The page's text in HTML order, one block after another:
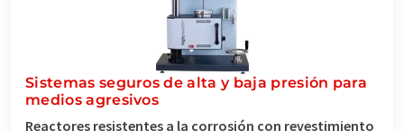
Sistemas seguros de alta y baja presión para
medios agresivos
Reactores resistentes a la corrosión con revestimiento